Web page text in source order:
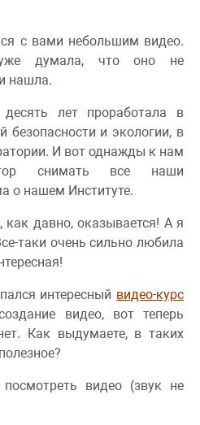
с вами небольшим видео.
думала, что оно не
нашла.
лет проработала в
безопасности и экологии, в
И вот однажды к нам
снимать все наши
о нашем Институте.
давно, оказывается! А я
таки очень сильно любила
интересный видео-курс
видео, вот теперь
Как выдумаете, в таких
видео (звук не